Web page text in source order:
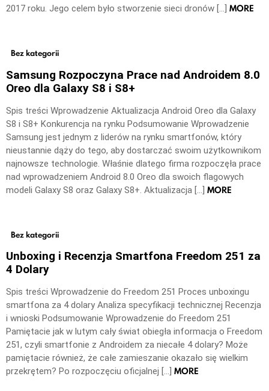
2017 roku. Jego celem było stworzenie sieci dronów […] MORE
Bez kategorii
Samsung Rozpoczyna Prace nad Androidem 8.0
Oreo dla Galaxy S8 i S8+
Spis treści Wprowadzenie Aktualizacja Android Oreo dla Galaxy
S8 i S8+ Konkurencja na rynku Podsumowanie Wprowadzenie
Samsung jest jednym z liderów na rynku smartfonów, który
nieustannie dąży do tego, aby dostarczać swoim użytkownikom
najnowsze technologie. Właśnie dlatego firma rozpoczęła prace
nad wprowadzeniem Android 8.0 Oreo dla swoich flagowych
modeli Galaxy S8 oraz Galaxy S8+. Aktualizacja […] MORE
Bez kategorii
Unboxing i Recenzja Smartfona Freedom 251 za
4 Dolary
Spis treści Wprowadzenie do Freedom 251 Proces unboxingu
smartfona za 4 dolary Analiza specyfikacji technicznej Recenzja
i wnioski Podsumowanie Wprowadzenie do Freedom 251
Pamiętacie jak w lutym cały świat obiegła informacja o Freedom
251, czyli smartfonie z Androidem za niecałe 4 dolary? Może
pamiętacie również, że całe zamieszanie okazało się wielkim
przekrętem? Po rozpoczęciu oficjalnej […] MORE